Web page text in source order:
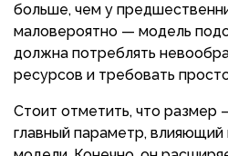
больше, чем у
маловероятно — модель
должна потреблять
ресурсов и требовать
Стоит отметить, что размер
главный параметр, влияющий